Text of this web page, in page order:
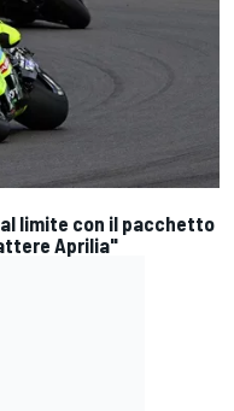
al limite con il pacchetto
Aprilia"